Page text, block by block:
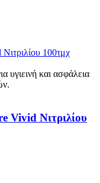
Vivid Νιτριλίου